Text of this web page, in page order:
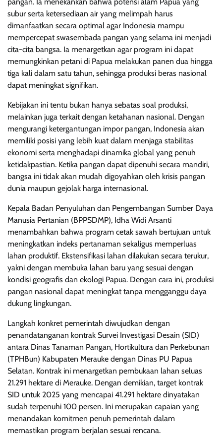
subur serta ketersediaan air yang melimpah harus
dimanfaatkan secara optimal agar Indonesia mampu
mempercepat swasembada pangan yang selama ini menjadi
cita-cita bangsa. Ia menargetkan agar program ini dapat
memungkinkan petani di Papua melakukan panen dua hingga
tiga kali dalam satu tahun, sehingga produksi beras nasional
dapat meningkat signifikan.
Kebijakan ini tentu bukan hanya sebatas soal produksi,
melainkan juga terkait dengan ketahanan nasional. Dengan
mengurangi ketergantungan impor pangan, Indonesia akan
memiliki posisi yang lebih kuat dalam menjaga stabilitas
ekonomi serta menghadapi dinamika global yang penuh
ketidakpastian. Ketika pangan dapat dipenuhi secara mandiri,
bangsa ini tidak akan mudah digoyahkan oleh krisis pangan
dunia maupun gejolak harga internasional.
Kepala Badan Penyuluhan dan Pengembangan Sumber Daya
Manusia Pertanian (BPPSDMP), Idha Widi Arsanti
menambahkan bahwa program cetak sawah bertujuan untuk
meningkatkan indeks pertanaman sekaligus memperluas
lahan produktif. Ekstensifikasi lahan dilakukan secara terukur,
yakni dengan membuka lahan baru yang sesuai dengan
kondisi geografis dan ekologi Papua. Dengan cara ini, produksi
pangan nasional dapat meningkat tanpa mengganggu daya
dukung lingkungan.
Langkah konkret pemerintah diwujudkan dengan
penandatanganan kontrak Survei Investigasi Desain (SID)
antara Dinas Tanaman Pangan, Hortikultura dan Perkebunan
(TPHBun) Kabupaten Merauke dengan Dinas PU Papua
Selatan. Kontrak ini menargetkan pembukaan lahan seluas
21.291 hektare di Merauke. Dengan demikian, target kontrak
SID untuk 2025 yang mencapai 41.291 hektare dinyatakan
sudah terpenuhi 100 persen. Ini merupakan capaian yang
menandakan komitmen penuh pemerintah dalam
memastikan program berjalan sesuai rencana.